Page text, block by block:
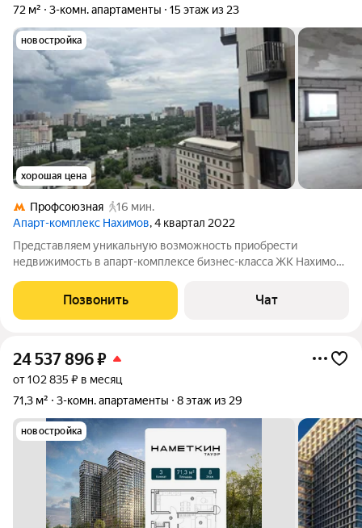
72 м² 3-комн. апартаменты 15 этаж из 23
новостройка
хорошая цена
Профсоюзная
16 мин.
Апарт-комплекс Нахимов, 4 квартал 2022
Представляем уникальную возможность приобрести
недвижимость в апарт-комплексе бизнес-класса ЖК Нахимов
архитектором своего комфорта. Свободная планировка и
черновая отделка без возведённых
Позвонить Чат
24 537 896₽
от 102 835 ₽ в месяц
71,3 м²
3-комн. апартаменты 8 этаж из 29
новостройка